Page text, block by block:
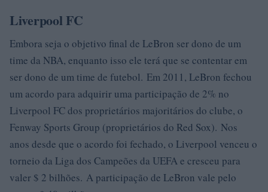
Liverpool FC
Embora seja o objetivo final de LeBron ser dono de um
time da NBA, enquanto isso ele terá que se contentar em
ser dono de um time de futebol. Em 2011, LeBron fechou
um acordo para adquirir uma participação de 2% no
Liverpool FC dos proprietários majoritários do clube, o
Fenway Sports Group (proprietários do Red Sox). Nos
anos desde que o acordo foi fechado, o Liverpool venceu o
torneio da Liga dos Campeões da UEFA e cresceu para
valer $ 2 bilhões. A participação de LeBron vale pelo